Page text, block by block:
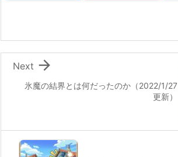
氷魔の結界とは何だったのか（2022/1/27
更新）

Next